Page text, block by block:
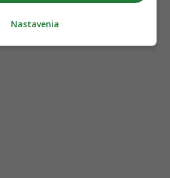
Nastavenia